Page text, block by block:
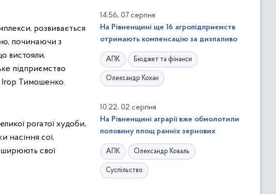
розвивається
починаючи з
вистояли,
підприємство
Тимошенко.
рогатої худоби,
насіння сої,
свої
14:56, 07 серпня
На Рівненщині ще 16 агропідприємств
отримають компенсацію за дизпаливо
АПК Бюджет та фінанси
Олександр Кохан
10:22, 02 серпня
На Рівненщині аграрії вже обмолотили
половину площ ранніх зернових
АПК Олександр Коваль
Суспільство